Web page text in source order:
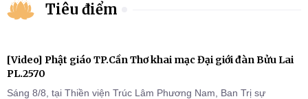
Tiêu điểm
[Video] Phật giáo TP.Cần Thơ khai mạc Đại giới đàn Bửu Lai
PL.2570
Sáng 8/8, tại Thiền viện Trúc Lâm Phương Nam, Ban Trị sự